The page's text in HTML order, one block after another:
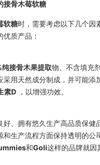
接骨木莓软糖
软糖时，需要考虑以下几个因
质产品：
接骨木果提取物、不含填充
采用天然成分制成，并可能添
素D ，以增强功效。
好、拥有悠久生产高品质保健
和生产流程方面保持透明的公
和Goli这样的品牌就因